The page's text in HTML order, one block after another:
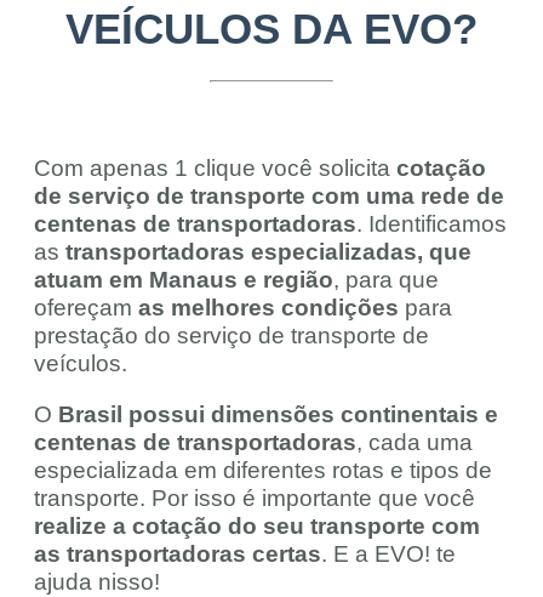
VEÍCULOS DA EVO?
Com apenas 1 clique você solicita cotação
de serviço de transporte com uma rede de
centenas de transportadoras. Identificamos
as transportadoras especializadas, que
atuam em Manaus e região, para que
ofereçam as melhores condições para
prestação do serviço de transporte de
veículos.
O Brasil possui dimensões continentais e
centenas de transportadoras, cada uma
especializada em diferentes rotas e tipos de
transporte. Por isso é importante que você
realize a cotação do seu transporte com
as transportadoras certas. E a EVO! te
ajuda nisso!